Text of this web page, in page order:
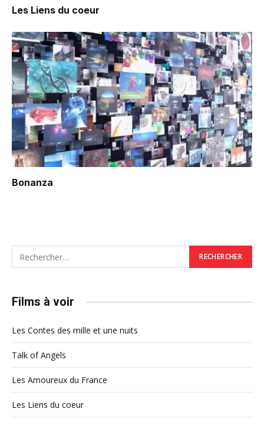
Les Liens du coeur
Bonanza
Films à voir
Les Contes des mille et une nuits
Talk of Angels
Les Amoureux du France
Les Liens du coeur